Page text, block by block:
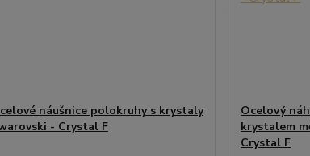
náušnice polokruhy s krystaly
- Crystal F
Ocelový
krystalem
Crystal F